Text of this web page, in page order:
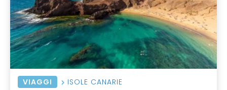
VIAGGI ISOLE CANARIE